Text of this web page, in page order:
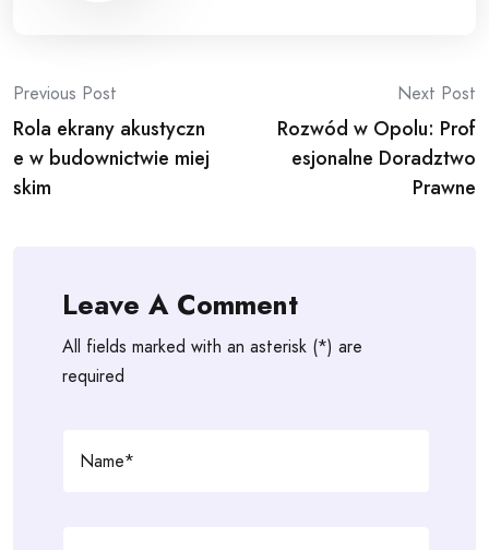
Post
navigation
Previous Post
Rola ekrany akustyczn
e w budownictwie miej
skim
Next Post
Rozwód w Opolu: Prof
esjonalne Doradztwo
Prawne
Leave A Comment
All fields marked with an asterisk (*) are
required